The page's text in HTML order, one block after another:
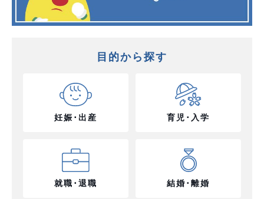
目的から探す
妊娠･出産 育児･入学
就職･退職 結婚･離婚